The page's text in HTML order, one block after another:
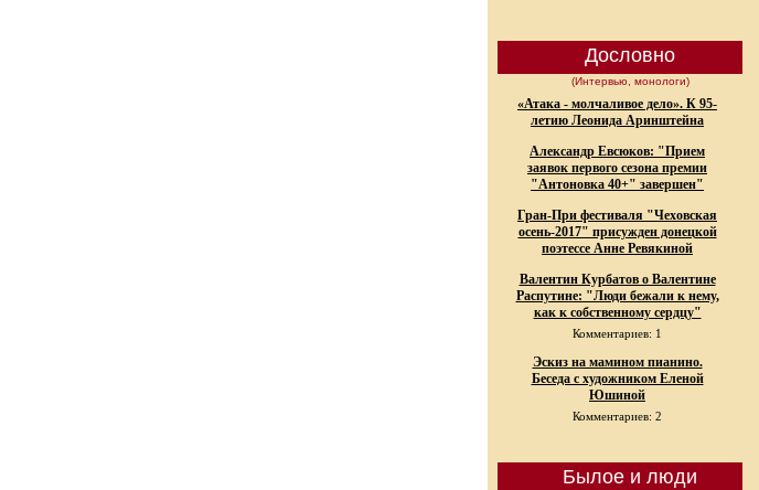
Дословно
(Интервью, монологи)
«Атака - молчаливое дело». К 95-
летию Леонида Аринштейна
Александр Евсюков: "Прием
заявок первого сезона премии
"Антоновка 40+" завершен"
Гран-При фестиваля "Чеховская
осень-2017" присужден донецкой
поэтессе Анне Ревякиной
Валентин Курбатов о Валентине
Распутине: "Люди бежали к нему,
как к собственному сердцу"
Комментариев: 1
Эскиз на мамином пианино.
Беседа с художником Еленой
Юшиной
Комментариев: 2
Былое и люди